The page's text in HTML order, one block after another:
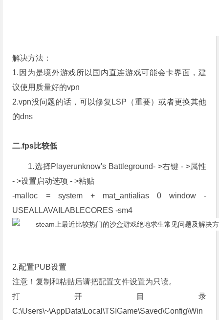
解决方法：
1.因为是境外游戏所以国内直连游戏可能会卡界面，建
议使用质量好的vpn
2.vpn没问题的话，可以修复LSP（重要）或者更换其他
的dns
二.fps比较低
1.选择Playerunknow's Battleground- >右键 - >属性
- >设置启动选项 - >粘贴
-malloc = system + mat_antialias 0 window -
USEALLAVAILABLECORES -sm4
2.配置PUB设置
注意！复制和粘贴后请把配置文件设置为只读。
打开目录
C:\Users\~\AppData\Local\TSIGame\Saved\Config\Win